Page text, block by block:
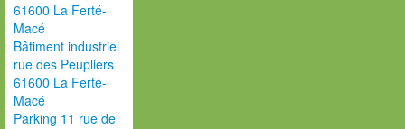
61600 La Ferté-
Macé
Bâtiment industriel
rue des Peupliers
61600 La Ferté-
Macé
Parking 11 rue de